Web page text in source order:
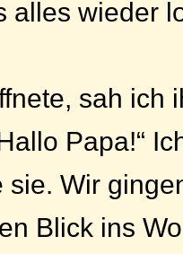
alles wieder
sah ich
Papa!“
sie. Wir
Blick ins